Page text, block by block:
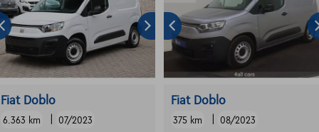
Fiat Doblo
6.363 km 07/2023
Fiat Doblo
375 km 08/2023